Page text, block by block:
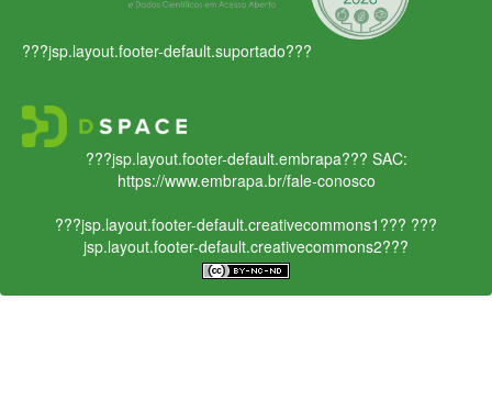
???jsp.layout.footer-default.suportado???
???jsp.layout.footer-default.embrapa??? SAC:
https://www.embrapa.br/fale-conosco
???jsp.layout.footer-default.creativecommons1??? ???
jsp.layout.footer-default.creativecommons2???